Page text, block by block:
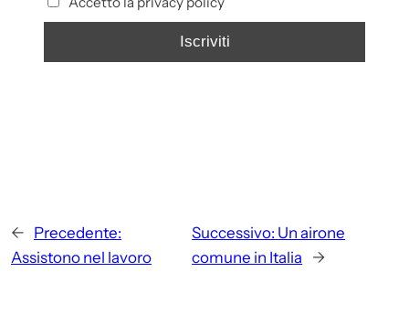
← Precedente:
Assistono nel lavoro
Successivo: Un airone
comune in Italia
→